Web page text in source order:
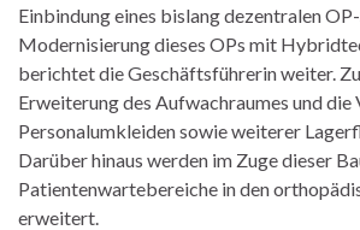
Einbindung eines bislang dezentralen
Modernisierung dieses OPs mit
berichtet die Geschäftsführerin weiter.
Erweiterung des Aufwachraumes und
Personalumkleiden sowie weiterer
Darüber hinaus werden im Zuge dieser
Patientenwartebereiche in den
erweitert.